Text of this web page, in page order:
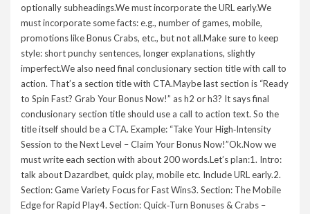
optionally subheadings.We must incorporate the URL early.We
must incorporate some facts: e.g., number of games, mobile,
promotions like Bonus Crabs, etc., but not all.Make sure to keep
style: short punchy sentences, longer explanations, slightly
imperfect.We also need final conclusionary section title with call to
action. That’s a section title with CTA.Maybe last section is “Ready
to Spin Fast? Grab Your Bonus Now!” as h2 or h3? It says final
conclusionary section title should use a call to action text. So the
title itself should be a CTA. Example: “Take Your High‑Intensity
Session to the Next Level – Claim Your Bonus Now!”Ok.Now we
must write each section with about 200 words.Let’s plan:1. Intro:
talk about Dazardbet, quick play, mobile etc. Include URL early.2.
Section: Game Variety Focus for Fast Wins3. Section: The Mobile
Edge for Rapid Play4. Section: Quick‑Turn Bonuses & Crabs –